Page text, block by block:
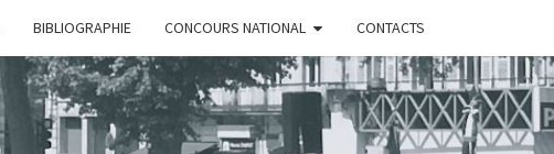
BIBLIOGRAPHIE CONCOURS NATIONAL CONTACTS